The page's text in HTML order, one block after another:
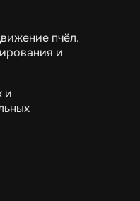
пчёл.
и
и